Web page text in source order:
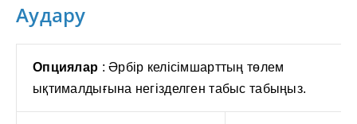
Аудару
Опциялар : Әрбір келісімшарттың төлем
ықтималдығына негізделген табыс табыңыз.